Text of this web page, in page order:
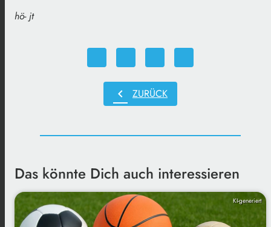
hö- jt
chevron_left ZURÜCK
Das könnte Dich auch interessieren
KI-generiert